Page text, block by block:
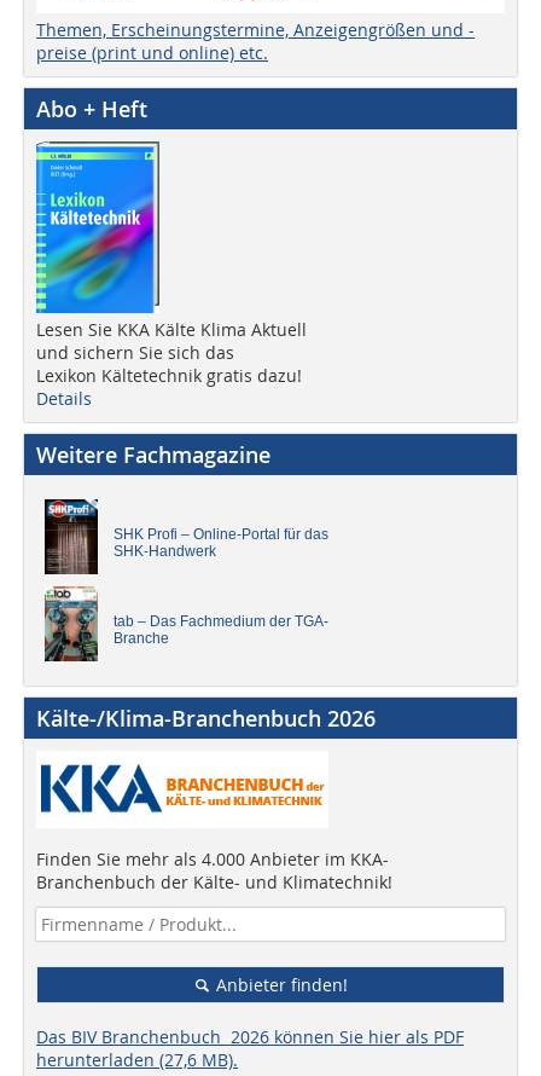
Themen, Erscheinungstermine, Anzeigengrößen und -
preise (print und online) etc.
Abo + Heft
Lesen Sie KKA Kälte Klima Aktuell
und sichern Sie sich das
Lexikon Kältetechnik gratis dazu!
Details
Weitere Fachmagazine
SHK Profi – Online-Portal für das
SHK-Handwerk
tab – Das Fachmedium der TGA-
Branche
Kälte-/Klima-Branchenbuch 2026
Finden Sie mehr als 4.000 Anbieter im KKA-
Branchenbuch der Kälte- und Klimatechnik!
Anbieter finden!
Das BIV Branchenbuch 2026 können Sie hier als PDF
herunterladen (27,6 MB).